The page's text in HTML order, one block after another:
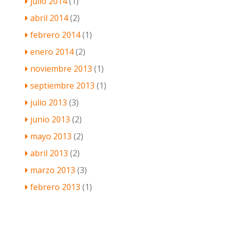
abril 2014(2)
febrero 2014(1)
enero 2014(2)
noviembre 2013 (1)
septiembre 2013 (1)
julio 2013 (3)
junio 2013 (2)
mayo 2013 (2)
abril 2013 (2)
marzo 2013 (3)
febrero 2013 (1)